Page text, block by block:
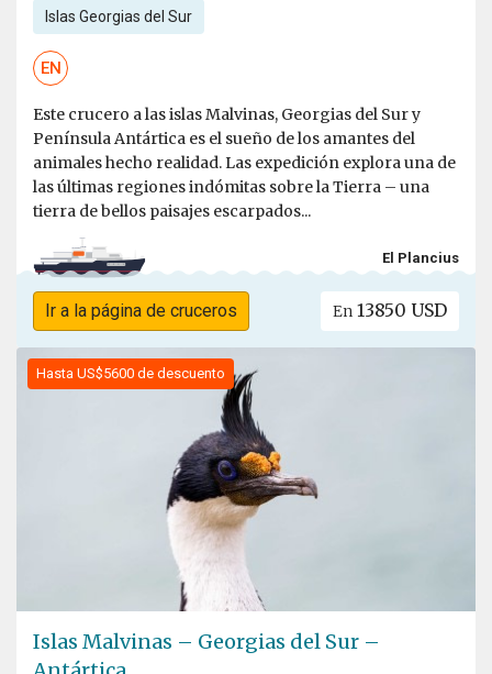
Islas Georgias del Sur
EN
Este crucero a las islas Malvinas, Georgias del Sur y
Península Antártica es el sueño de los amantes del
animales hecho realidad. Las expedición explora una de
las últimas regiones indómitas sobre la Tierra – una
tierra de bellos paisajes escarpados...
El Plancius
Ir a la página de cruceros En 13850 USD
Hasta US$5600 de descuento
Islas Malvinas – Georgias del Sur –